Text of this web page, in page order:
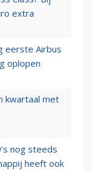
extra
eerste Airbus
oplopen
kwartaal met
nog steeds
heeft ook